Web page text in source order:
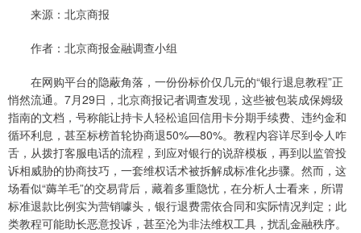
来源：北京商报
作者：北京商报金融调查小组
在网购平台的隐蔽角落，一份份标价仅几元的“银行退息教程”正
悄然流通。7月29日，北京商报记者调查发现，这些被包装成保姆级
指南的文档，号称能让持卡人轻松追回信用卡分期手续费、违约金和
循环利息，甚至标榜首轮协商退50%—80%。教程内容详尽到令人咋
舌，从拨打客服电话的流程，到应对银行的说辞模板，再到以监管投
诉相威胁的协商技巧，一套维权话术被拆解成标准化步骤。然而，这
场看似“薅羊毛”的交易背后，藏着多重隐忧，在分析人士看来，所谓
标准退款比例实为营销噱头，银行退费需依合同和实际情况判定；此
类教程可能助长恶意投诉，甚至沦为非法维权工具，扰乱金融秩序。